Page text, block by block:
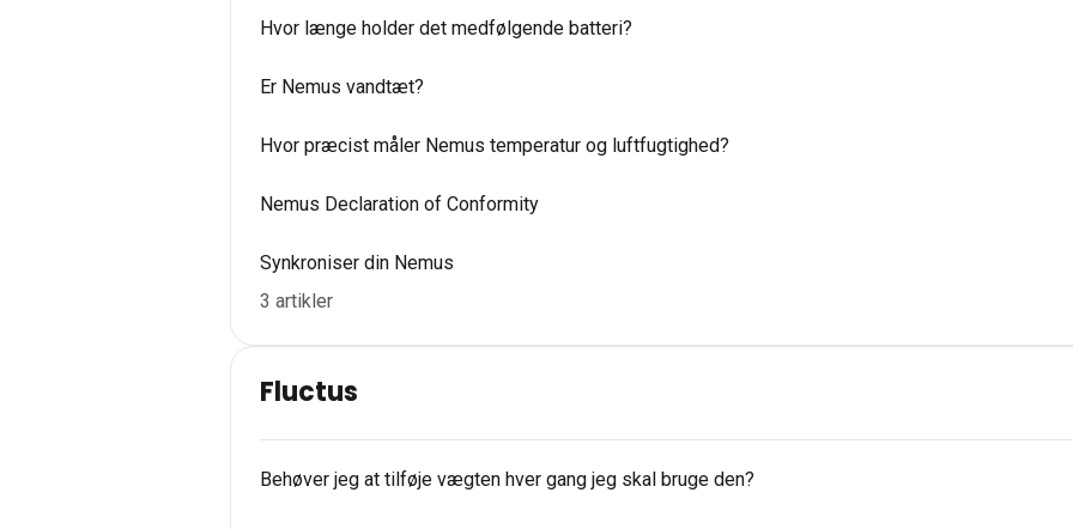
Hvor længe holder det medfølgende batteri?
Er Nemus vandtæt?
Hvor præcist måler Nemus temperatur og luftfugtighed?
Nemus Declaration of Conformity
Synkroniser din Nemus
3 artikler
Fluctus
Behøver jeg at tilføje vægten hver gang jeg skal bruge den?